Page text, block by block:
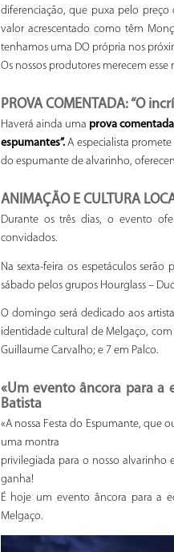
diferenciação, que puxa pelo
valor acrescentado como têm
tenhamos uma DO própria nos
Os nossos produtores merecem
PROVA COMENTADA: “O
Haverá ainda uma prova
espumantes”.A especialista
do espumante de alvarinho,
ANIMAÇÃO E CULTURA
Durante os três dias, o evento
convidados.
Na sexta-feira os espetáculos
sábado pelos grupos Hourglass –
O domingo será dedicado aos
identidade cultural de Melgaço, com
Guillaume Carvalho; e 7 em Palco.
«Um evento âncora para a
Batista
«A nossa Festa do Espumante, que
uma montra
privilegiada para o nosso alvarinho
ganha!
É hoje um evento âncora para a
Melgaço.